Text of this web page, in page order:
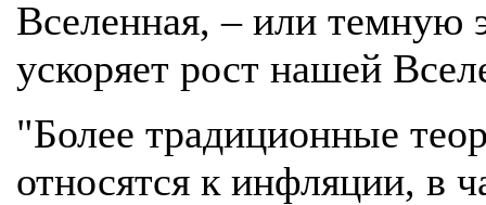
Вселенная, – или темную
ускоряет рост нашей
"Более традиционные
относятся к инфляции, в